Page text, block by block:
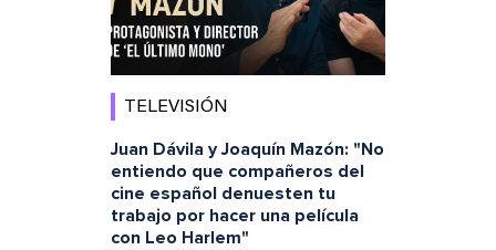
TELEVISIÓN
Juan Dávila y Joaquín Mazón: "No
entiendo que compañeros del
cine español denuesten tu
trabajo por hacer una película
con Leo Harlem"